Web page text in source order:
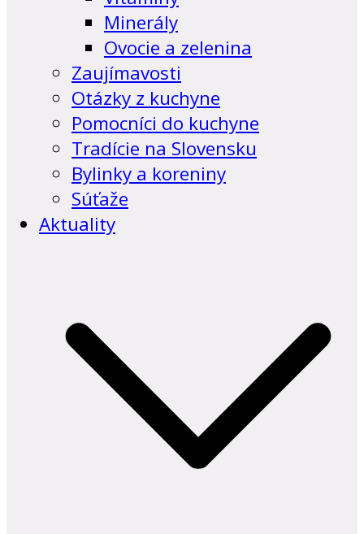
Minerály
Ovocie a zelenina
Zaujímavosti
Otázky z kuchyne
Pomocníci do kuchyne
Tradície na Slovensku
Bylinky a koreniny
Súťaže
Aktuality